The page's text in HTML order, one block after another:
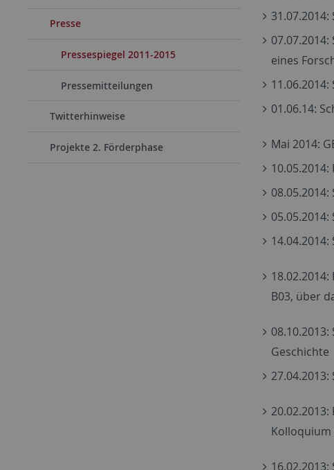
Presse
Pressespiegel 2011-2015
Pressemitteilungen
Twitterhinweise
Projekte 2. Förderphase
eines
01.06.14:
Mai 2014:
B03, über
Geschichte
Kolloquium